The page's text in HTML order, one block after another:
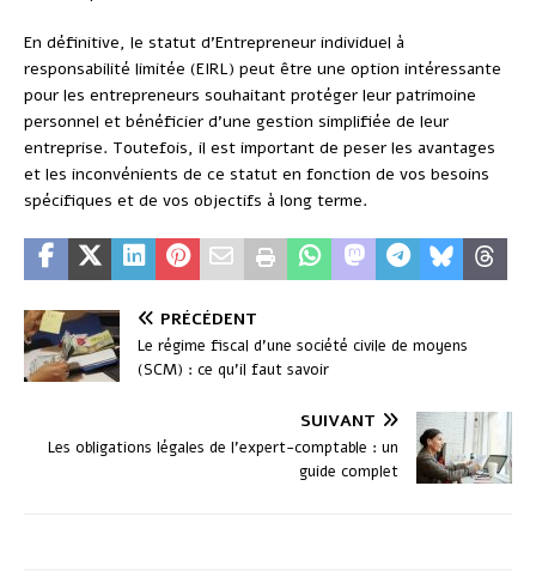
En définitive, le statut d’Entrepreneur individuel à
responsabilité limitée (EIRL) peut être une option intéressante
pour les entrepreneurs souhaitant protéger leur patrimoine
personnel et bénéficier d’une gestion simplifiée de leur
entreprise. Toutefois, il est important de peser les avantages
et les inconvénients de ce statut en fonction de vos besoins
spécifiques et de vos objectifs à long terme.
PRÉCÉDENT
Le régime fiscal d’une société civile de moyens
(SCM) : ce qu’il faut savoir
SUIVANT
Les obligations légales de l’expert-comptable : un
guide complet